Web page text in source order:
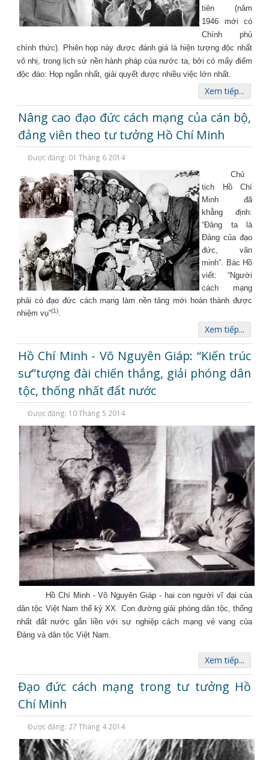
tiên (năm
1946 mới có
Chính phủ
chính thức). Phiên họp này được đánh giá là hiện tượng độc nhất
vô nhị, trong lịch sử nền hành pháp của nước ta, bởi có mấy điểm
độc đáo: Họp ngắn nhất, giải quyết được nhiều việc lớn nhất.
Xem tiếp...
Nâng cao đạo đức cách mạng của cán bộ,
đảng viên theo tư tưởng Hồ Chí Minh
Được đăng: 01 Tháng 6 2014
Chủ
tịch Hồ Chí
Minh đã
khẳng định:
“Đảng ta là
Đảng của đạo
đức, văn
minh”. Bác Hồ
viết: “Người
cách mạng
phải có đạo đức cách mạng làm nền tảng mới hoàn thành được
nhiệm vụ”(1).
Xem tiếp...
Hồ Chí Minh - Võ Nguyên Giáp: “Kiến trúc
sư”tượng đài chiến thắng, giải phóng dân
tộc, thống nhất đất nước
Được đăng: 10 Tháng 5 2014
Hồ Chí Minh - Võ Nguyên Giáp - hai con người vĩ đại của
dân tộc Việt Nam thế kỷ XX. Con đường giải phóng dân tộc, thống
nhất đất nước gắn liền với sự nghiệp cách mạng vẻ vang của
Đảng và dân tộc Việt Nam.
Xem tiếp...
Đạo đức cách mạng trong tư tưởng Hồ
Chí Minh
Được đăng: 27 Tháng 4 2014